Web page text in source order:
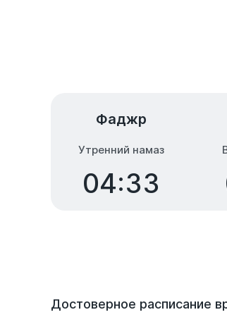
Фаджр
Утренний намаз
04:33
Достоверное расписание